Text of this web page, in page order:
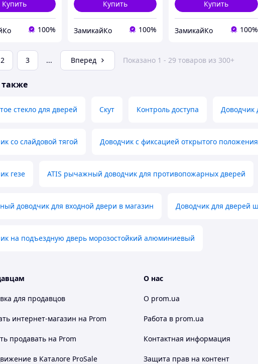
Купить
100%
Купить
ЗамикайКо 100%
Купить
ЗамикайКо 100%
2 3 ... Вперед Показано 1 - 29 товаров из 300+
стекло для дверей Скут Контроль доступа Доводчик
со слайдовой тягой Доводчик с фиксацией открытого положения
гезе ATIS рычажный доводчик для противопожарных дверей
доводчик для входной двери в магазин Доводчик для дверей
на подъездную дверь морозостойкий алюминиевый
для продавцов
интернет-магазин на Prom
продавать на Prom
в Каталоге ProSale
О нас
О prom.ua
Работа в prom.ua
Контактная информация
Защита прав на контент